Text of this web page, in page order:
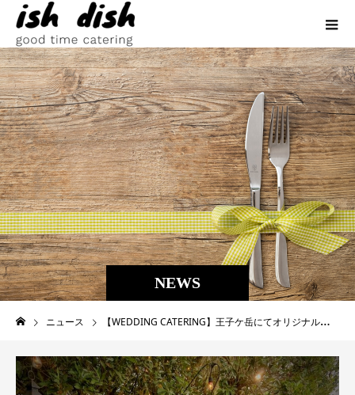
NEWS
ニュース 【WEDDING CATERING】王子ケ岳にてオリジナルウェディングパーティ。